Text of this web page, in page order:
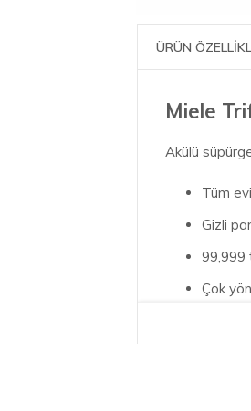
ÜRÜN
Miele
Akülü
Tüm
Gizli
99,999
Çok
Ek pil